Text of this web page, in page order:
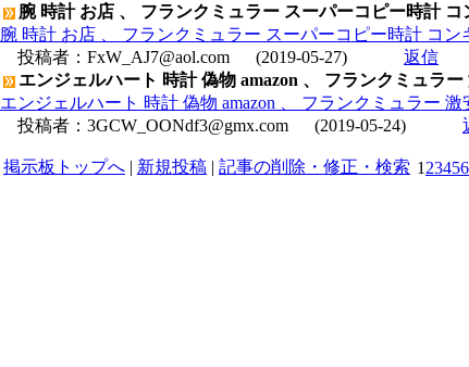
腕 時計 お店 、 フランクミュラー スーパーコピー時計
腕 時計 お店 、 フランクミュラー スーパーコピー時計 コ
投稿者： FxW_AJ7@aol.com (2019-05-27)
返信
エンジェルハート 時計 偽物 amazon 、 フランクミュラ
エンジェルハート 時計 偽物 amazon 、 フランクミュラー
投稿者： 3GCW_OONdf3@gmx.com (2019-05-24)
掲示板トップへ | 新規投稿 | 記事の削除・修正・検索 1 23456